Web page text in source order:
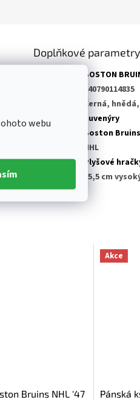
webu
Bruins NHL '47
Akce
Pánská
Doplňkové parametry
BOSTON
840790114835
Černá,
Kategorie
Suvenýry
Boston Bruins
NHL
Produkt:
Plyšové
25,5 cm